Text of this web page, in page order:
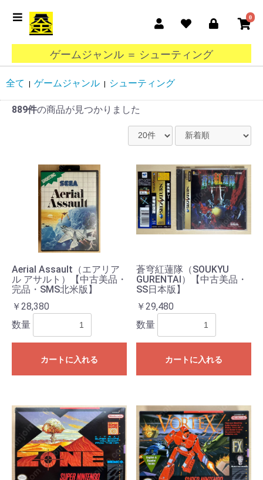
0
ゲームジャンル ＝ シューティング
全て ゲームジャンル シューティング
889件の商品が見つかりました
Aerial Assault（エアリア
ル アサルト）【中古美品・
完品・SMS北米版】
￥28,380
数量
カートに入れる
蒼穹紅蓮隊（SOUKYU
GURENTAI）【中古美品・
SS日本版】
￥29,480
数量
カートに入れる